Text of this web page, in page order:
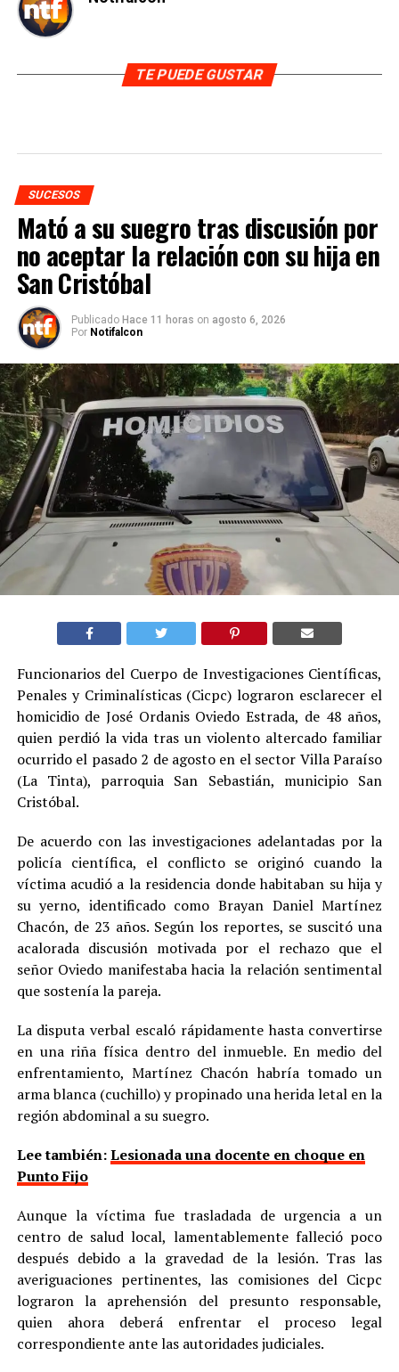
TE PUEDE GUSTAR
SUCESOS
Mató a su suegro tras discusión por
no aceptar la relación con su hija en
San Cristóbal
Publicado Hace 11 horas on agosto 6, 2026
Por Notifalcon
Funcionarios del Cuerpo de Investigaciones Científicas,
Penales y Criminalísticas (Cicpc) lograron esclarecer el
homicidio de José Ordanis Oviedo Estrada, de 48 años,
quien perdió la vida tras un violento altercado familiar
ocurrido el pasado 2 de agosto en el sector Villa Paraíso
(La Tinta), parroquia San Sebastián, municipio San
Cristóbal.
De acuerdo con las investigaciones adelantadas por la
policía científica, el conflicto se originó cuando la
víctima acudió a la residencia donde habitaban su hija y
su yerno, identificado como Brayan Daniel Martínez
Chacón, de 23 años. Según los reportes, se suscitó una
acalorada discusión motivada por el rechazo que el
señor Oviedo manifestaba hacia la relación sentimental
que sostenía la pareja.
La disputa verbal escaló rápidamente hasta convertirse
en una riña física dentro del inmueble. En medio del
enfrentamiento, Martínez Chacón habría tomado un
arma blanca (cuchillo) y propinado una herida letal en la
región abdominal a su suegro.
Lee también:Lesionada una docente en choque en
Punto Fijo
Aunque la víctima fue trasladada de urgencia a un
centro de salud local, lamentablemente falleció poco
después debido a la gravedad de la lesión. Tras las
averiguaciones pertinentes, las comisiones del Cicpc
lograron la aprehensión del presunto responsable,
quien ahora deberá enfrentar el proceso legal
correspondiente ante las autoridades judiciales.